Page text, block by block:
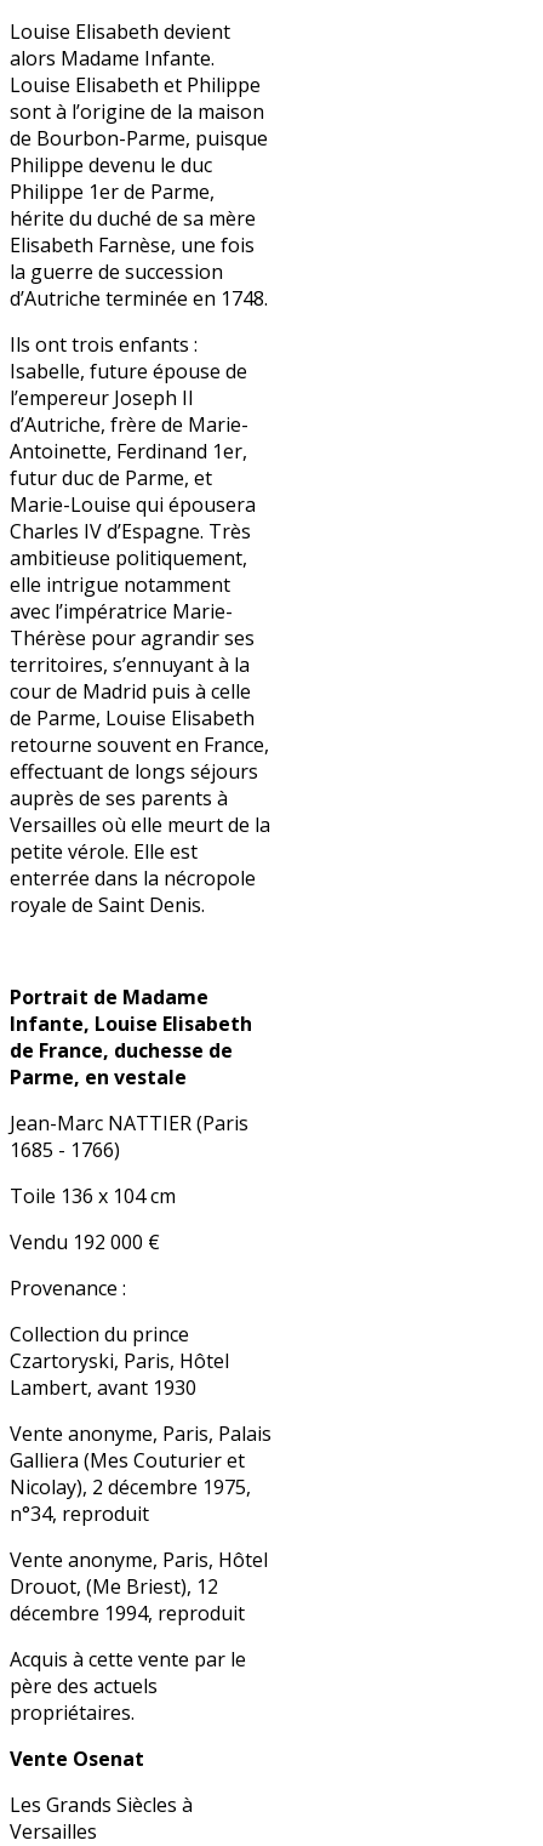
Louise Elisabeth devient
alors Madame Infante.
Louise Elisabeth et Philippe
sont à l’origine de la maison
de Bourbon-Parme, puisque
Philippe devenu le duc
Philippe 1er de Parme,
hérite du duché de sa mère
Elisabeth Farnèse, une fois
la guerre de succession
d’Autriche terminée en 1748.
Ils ont trois enfants :
Isabelle, future épouse de
l’empereur Joseph II
d’Autriche, frère de Marie-
Antoinette, Ferdinand 1er,
futur duc de Parme, et
Marie-Louise qui épousera
Charles IV d’Espagne. Très
ambitieuse politiquement,
elle intrigue notamment
avec l’impératrice Marie-
Thérèse pour agrandir ses
territoires, s’ennuyant à la
cour de Madrid puis à celle
de Parme, Louise Elisabeth
retourne souvent en France,
effectuant de longs séjours
auprès de ses parents à
Versailles où elle meurt de la
petite vérole. Elle est
enterrée dans la nécropole
royale de Saint Denis.
Portrait de Madame
Infante, Louise Elisabeth
de France, duchesse de
Parme, en vestale
Jean-Marc NATTIER (Paris
1685 - 1766)
Toile 136 x 104 cm
Vendu 192 000 €
Provenance :
Collection du prince
Czartoryski, Paris, Hôtel
Lambert, avant 1930
Vente anonyme, Paris, Palais
Galliera (Mes Couturier et
Nicolay), 2 décembre 1975,
n°34, reproduit
Vente anonyme, Paris, Hôtel
Drouot, (Me Briest), 12
décembre 1994, reproduit
Acquis à cette vente par le
père des actuels
propriétaires.
Vente Osenat
Les Grands Siècles à
Versailles